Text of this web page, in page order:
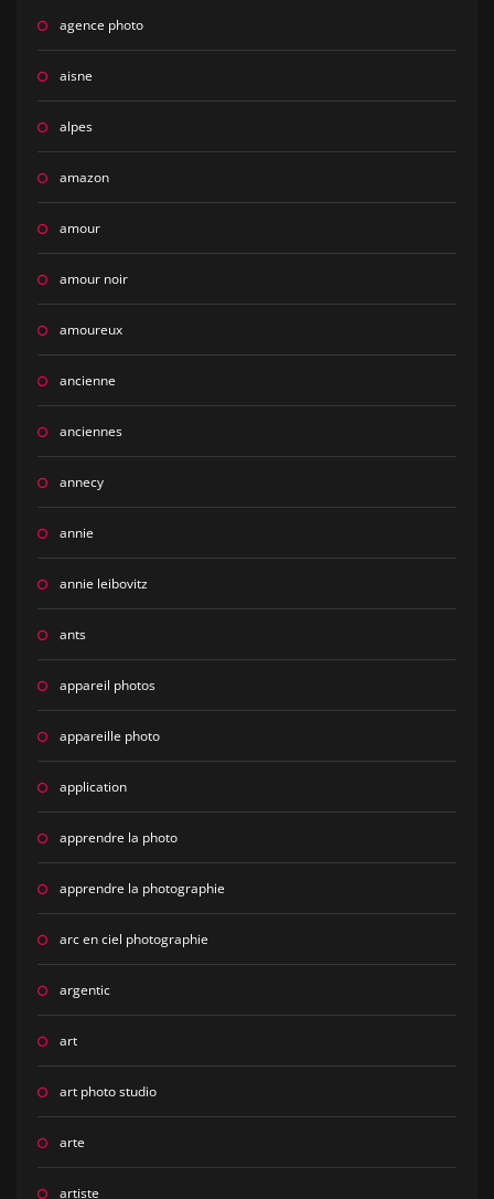
agence photo
aisne
alpes
amazon
amour
amour noir
amoureux
ancienne
anciennes
annecy
annie
annie leibovitz
ants
appareil photos
appareille photo
application
apprendre la photo
apprendre la photographie
arc en ciel photographie
argentic
art
art photo studio
arte
artiste